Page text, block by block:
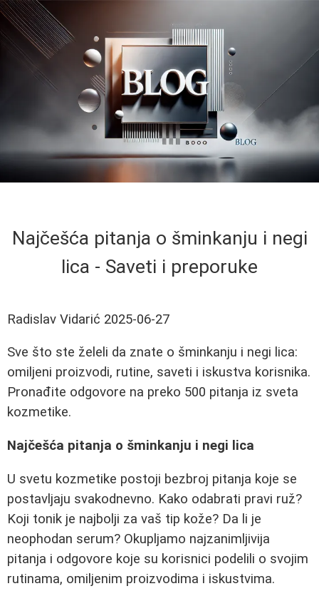
Najčešća pitanja o šminkanju i negi
lica - Saveti i preporuke
Radislav Vidarić 2025-06-27
Sve što ste želeli da znate o šminkanju i negi lica:
omiljeni proizvodi, rutine, saveti i iskustva korisnika.
Pronađite odgovore na preko 500 pitanja iz sveta
kozmetike.
Najčešća pitanja o šminkanju i negi lica
U svetu kozmetike postoji bezbroj pitanja koje se
postavljaju svakodnevno. Kako odabrati pravi ruž?
Koji tonik je najbolji za vaš tip kože? Da li je
neophodan serum? Okupljamo najzanimljivija
pitanja i odgovore koje su korisnici podelili o svojim
rutinama, omiljenim proizvodima i iskustvima.